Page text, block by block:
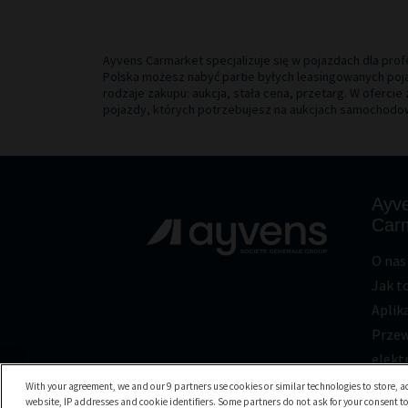
Ayvens Carmarket specjalizuje się w pojazdach dla
Polska możesz nabyć partie byłych leasingowanych
rodzaje zakupu: aukcja, stała cena, przetarg. W
pojazdy, których potrzebujesz na aukcjach
O nas
Jak
With your agreement, we and our 9 partners use cookies or similar technologies to store,
website, IP addresses and cookie identifiers. Some partners do not ask for your consent